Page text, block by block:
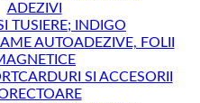
ADEZIVI
TUSIERE; INDIGO
AUTOADEZIVE, FOLII
SI ACCESORII